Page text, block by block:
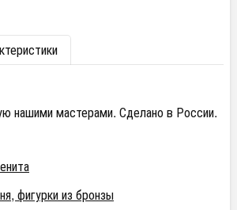
нашими мастерами. Сделано в России.
фигурки из бронзы